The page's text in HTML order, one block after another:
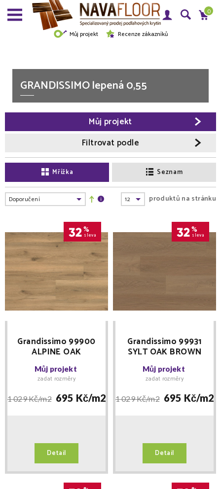
Můj projekt Recenze zákazníků
0
GRANDISSIMO lepená 0,55
Filtrovat podle
Můj projekt
Mřížka Seznam
produktů na stránku
32%
sleva
Grandissimo 99900
ALPINE OAK
NATURAL lepená 0,55
Floor Forever -
MNOŽSTEVNÍ SLEVY
Můj projekt
zadat rozměry
1 029 Kč/m2 695 Kč/m2
Detail
32%
sleva
Grandissimo 99931
SYLT OAK BROWN
lepená 0,55 Floor
Forever -
MNOŽSTEVNÍ SLEVY
Můj projekt
zadat rozměry
1 029 Kč/m2 695 Kč/m2
Detail